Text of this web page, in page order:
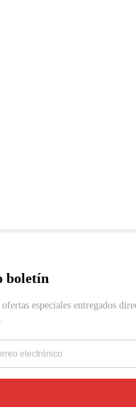
boletín
especiales entregados